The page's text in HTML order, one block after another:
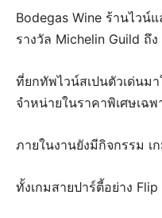
Bodegas Wine ร้านไวน์
รางวัล Michelin Guild ถึ
ที่ยกทัพไวน์สเปนตัวเด่นม
จำหน่ายในราคาพิเศษเฉ
ภายในงานยังมีกิจกรรม
ทั้งเกมสายปาร์ตี้อย่าง Flip